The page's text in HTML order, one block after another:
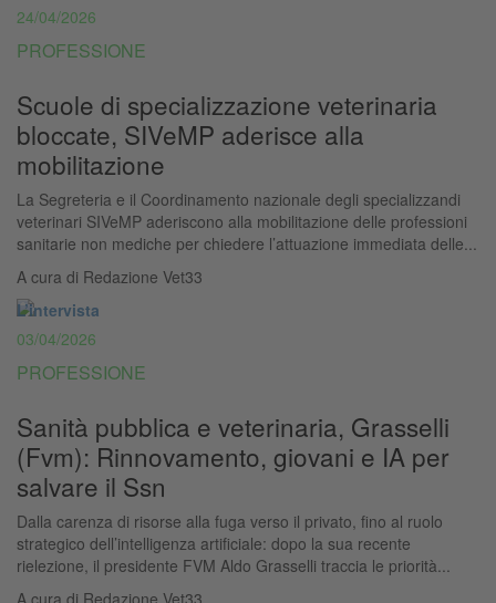
24/04/2026
PROFESSIONE
Scuole di specializzazione veterinaria
bloccate, SIVeMP aderisce alla
mobilitazione
La Segreteria e il Coordinamento nazionale degli specializzandi
veterinari SIVeMP aderiscono alla mobilitazione delle professioni
sanitarie non mediche per chiedere l’attuazione immediata delle...
A cura di Redazione Vet33
L’intervista
03/04/2026
PROFESSIONE
Sanità pubblica e veterinaria, Grasselli
(Fvm): Rinnovamento, giovani e IA per
salvare il Ssn
Dalla carenza di risorse alla fuga verso il privato, fino al ruolo
strategico dell’intelligenza artificiale: dopo la sua recente
rielezione, il presidente FVM Aldo Grasselli traccia le priorità...
A cura di Redazione Vet33